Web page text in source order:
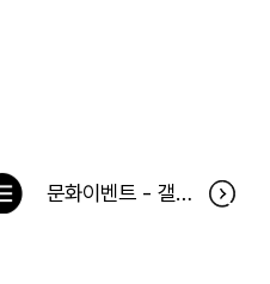
문화이벤트 - 갤럭시 히어로즈: 라쳇 앤 클랭크 당첨자